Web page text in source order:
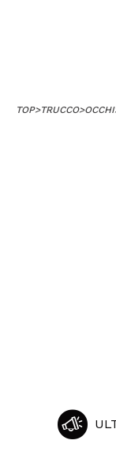
TOP>TRUCCO>OCCHI